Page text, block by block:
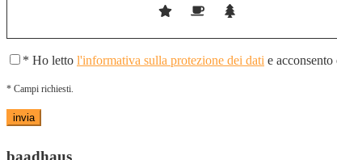
* Ho letto l'informativa sulla protezione dei dati e
* Campi richiesti.
baadhaus